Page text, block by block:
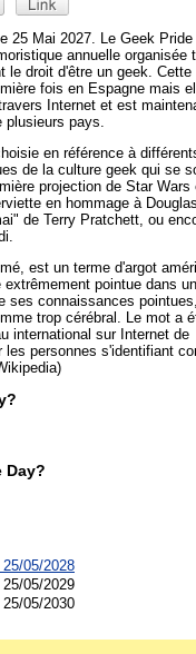
25 Mai 2027. Le Geek Pride
annuelle organisée
le droit d'être un geek. Cette
fois en Espagne mais
Internet et est
pays.
en référence à
de la culture geek qui se
projection de Star Wars
en hommage à
de Terry Pratchett, ou
est un terme d'argot
pointue dans un
ses connaissances
trop cérébral. Le mot a
international sur Internet de
les personnes s'identifiant
Day?
05/2028
05/2029
05/2030